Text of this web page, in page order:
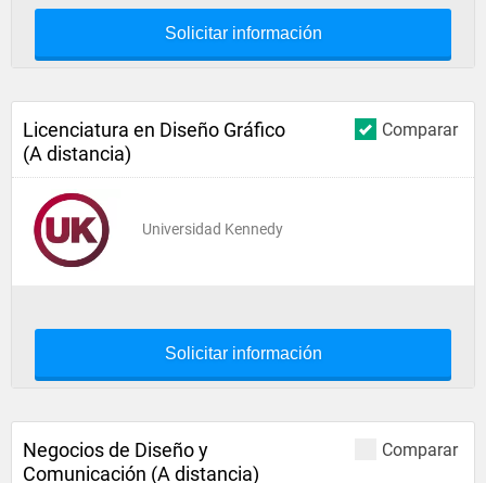
Solicitar información
Comparar
Licenciatura en Diseño Gráfico
(A distancia)
Universidad Kennedy
Solicitar información
Comparar
Negocios de Diseño y
Comunicación (A distancia)